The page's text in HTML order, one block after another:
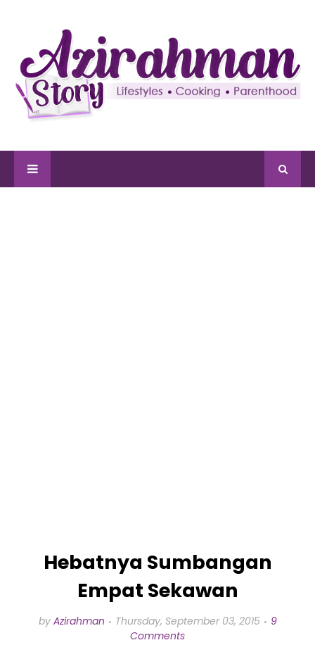
Hebatnya Sumbangan
Empat Sekawan
by Azirahman Thursday, September 03, 2015
9
Comments